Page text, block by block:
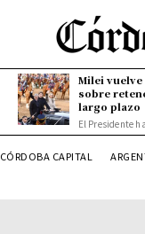
Milei vuelve
sobre
largo plazo
El Presidente
CÓRDOBA CAPITAL